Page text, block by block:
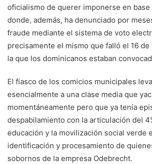
oficialismo de querer imponerse en
donde, además, ha denunciado por
fraude mediante el sistema de voto
precisamente el mismo que falló el 16
la que los dominicanos estaban
El fiasco de los comicios municipales
esencialmente a una clase media que
momentáneamente pero que ya tenía
despabilamiento con la articulación del
educación y la movilización social verde
identificación y procesamiento de
sobornos de la empresa Odebrecht.